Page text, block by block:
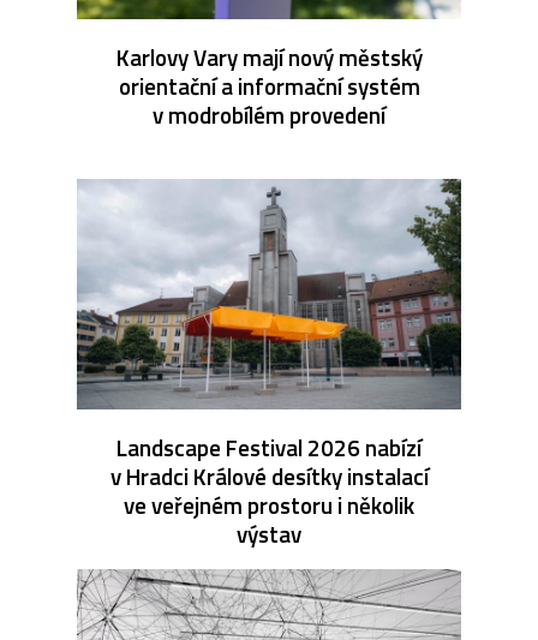
Karlovy Vary mají nový městský
orientační a informační systém
v modrobílém provedení
Landscape Festival 2026 nabízí
v Hradci Králové desítky instalací
ve veřejném prostoru i několik
výstav